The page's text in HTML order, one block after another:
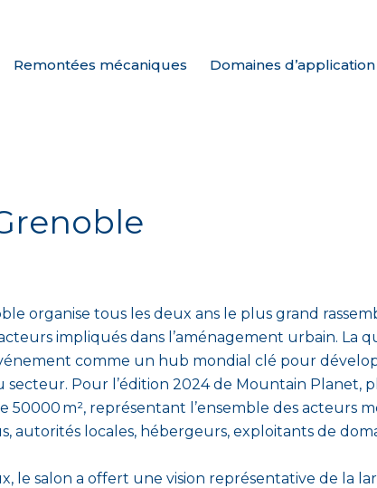
Remontées mécaniques Domaines d’application
organise tous les deux ans le plus grand
impliqués dans l’aménagement urbain. La
comme un hub mondial clé pour
Pour l’édition 2024 de Mountain Planet,
m², représentant l’ensemble des acteurs
autorités locales, hébergeurs, exploitants de
le salon a offert une vision représentative de la